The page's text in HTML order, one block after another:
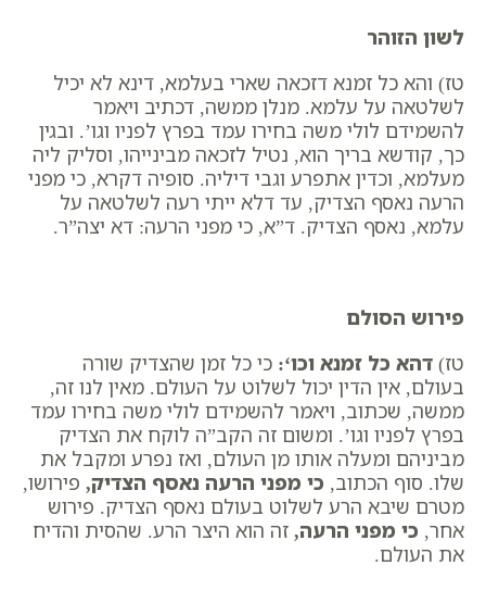
לשון הזוהר
טז) והא כל זמנא דזכאה שארי בעלמא, דינא לא יכיל
לשלטאה על עלמא. מנלן ממשה, דכתיב ויאמר
להשמידם לולי משה בחירו עמד בפרץ לפניו וגו’. ובגין
כך, קודשא בריך הוא, נטיל לזכאה מבינייהו, וסליק ליה
מעלמא, וכדין אתפרע וגבי דיליה. סופיה דקרא, כי מפני
הרעה נאסף הצדיק, עד דלא ייתי רעה לשלטאה על
עלמא, נאסף הצדיק. ד”א, כי מפני הרעה: דא יצה”ר.
פירוש הסולם
טז) דהא כל זמנא וכו‘: כי כל זמן שהצדיק שורה
בעולם, אין הדין יכול לשלוט על העולם. מאין לנו זה,
ממשה, שכתוב, ​ויאמר להשמידם לולי משה בחירו עמד
בפרץ לפניו וגו’. ומשום זה הקב”ה לוקח את הצדיק
מביניהם ומעלה אותו מן העולם, ואז נפרע ומקבל את
שלו. סוף הכתוב, ​ כי מפני הרעה נאסף הצדיק, פירושו,
מטרם שיבא הרע לשלוט בעולם נאסף הצדיק. פירוש
אחר, כי מפני הרעה, זה הוא היצר הרע. שהסית והדיח
את העולם.